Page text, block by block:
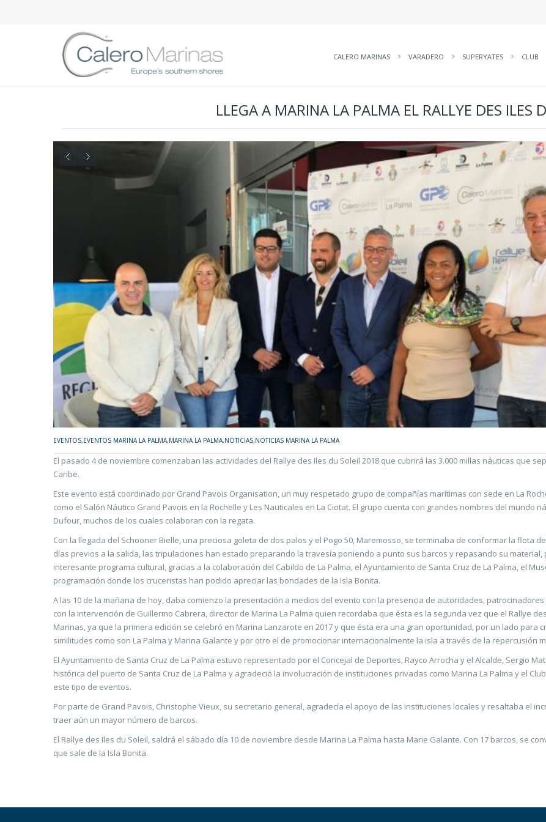
CALERO MARINAS VARADERO SUPERYATES CLUB
LLEGA A MARINA LA PALMA EL RALLYE DES ILES
EVENTOS,EVENTOS MARINA LA PALMA,MARINA LA PALMA,NOTICIAS,NOTICIAS MARINA LA PALMA
El pasado 4 de noviembre comenzaban las actividades del Rallye des Iles du Soleil 2018 que cubrirá las 3.000 millas náuticas que
Caribe.
Este evento está coordinado por Grand Pavois Organisation, un muy respetado grupo de compañías marítimas con sede en La
como el Salón Náutico Grand Pavois en la Rochelle y Les Nauticales en La Ciotat. El grupo cuenta con grandes nombres del mundo
Dufour, muchos de los cuales colaboran con la regata.
Con la llegada del Schooner Bielle, una preciosa goleta de dos palos y el Pogo 50, Maremosso, se terminaba de conformar la flota
días previos a la salida, las tripulaciones han estado preparando la travesía poniendo a punto sus barcos y repasando su
interesante programa cultural, gracias a la colaboración del Cabildo de La Palma, el Ayuntamiento de Santa Cruz de La Palma, el
programación donde los cruceristas han podido apreciar las bondades de la Isla Bonita.
A las 10 de la mañana de hoy, daba comienzo la presentación a medios del evento con la presencia de autoridades,
con la intervención de Guillermo Cabrera, director de Marina La Palma quien recordaba que ésta es la segunda vez que el Rallye
Marinas, ya que la primera edición se celebró en Marina Lanzarote en 2017 y que ésta era una gran oportunidad, por un lado para
similitudes como son La Palma y Marina Galante y por otro el de promocionar internacionalmente la isla a través de la repercusión
El Ayuntamiento de Santa Cruz de La Palma estuvo representado por el Concejal de Deportes, Rayco Arrocha y el Alcalde, Sergio
histórica del puerto de Santa Cruz de La Palma y agradeció la involucración de instituciones privadas como Marina La Palma y el
este tipo de eventos.
Por parte de Grand Pavois, Christophe Vieux, su secretario general, agradecía el apoyo de las instituciones locales y resaltaba el
traer aún un mayor número de barcos.
El Rallye des Iles du Soleil, saldrá el sábado día 10 de noviembre desde Marina La Palma hasta Marie Galante. Con 17 barcos, se
que sale de la Isla Bonita.